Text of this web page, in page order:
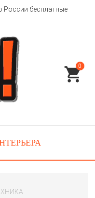
России бесплатные
0